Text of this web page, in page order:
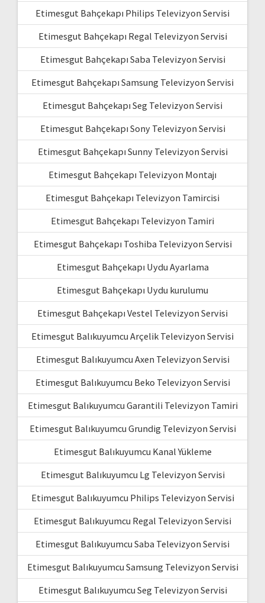
Etimesgut Bahçekapı Philips Televizyon Servisi
Etimesgut Bahçekapı Regal Televizyon Servisi
Etimesgut Bahçekapı Saba Televizyon Servisi
Etimesgut Bahçekapı Samsung Televizyon Servisi
Etimesgut Bahçekapı Seg Televizyon Servisi
Etimesgut Bahçekapı Sony Televizyon Servisi
Etimesgut Bahçekapı Sunny Televizyon Servisi
Etimesgut Bahçekapı Televizyon Montajı
Etimesgut Bahçekapı Televizyon Tamircisi
Etimesgut Bahçekapı Televizyon Tamiri
Etimesgut Bahçekapı Toshiba Televizyon Servisi
Etimesgut Bahçekapı Uydu Ayarlama
Etimesgut Bahçekapı Uydu kurulumu
Etimesgut Bahçekapı Vestel Televizyon Servisi
Etimesgut Balıkuyumcu Arçelik Televizyon Servisi
Etimesgut Balıkuyumcu Axen Televizyon Servisi
Etimesgut Balıkuyumcu Beko Televizyon Servisi
Etimesgut Balıkuyumcu Garantili Televizyon Tamiri
Etimesgut Balıkuyumcu Grundig Televizyon Servisi
Etimesgut Balıkuyumcu Kanal Yükleme
Etimesgut Balıkuyumcu Lg Televizyon Servisi
Etimesgut Balıkuyumcu Philips Televizyon Servisi
Etimesgut Balıkuyumcu Regal Televizyon Servisi
Etimesgut Balıkuyumcu Saba Televizyon Servisi
Etimesgut Balıkuyumcu Samsung Televizyon Servisi
Etimesgut Balıkuyumcu Seg Televizyon Servisi